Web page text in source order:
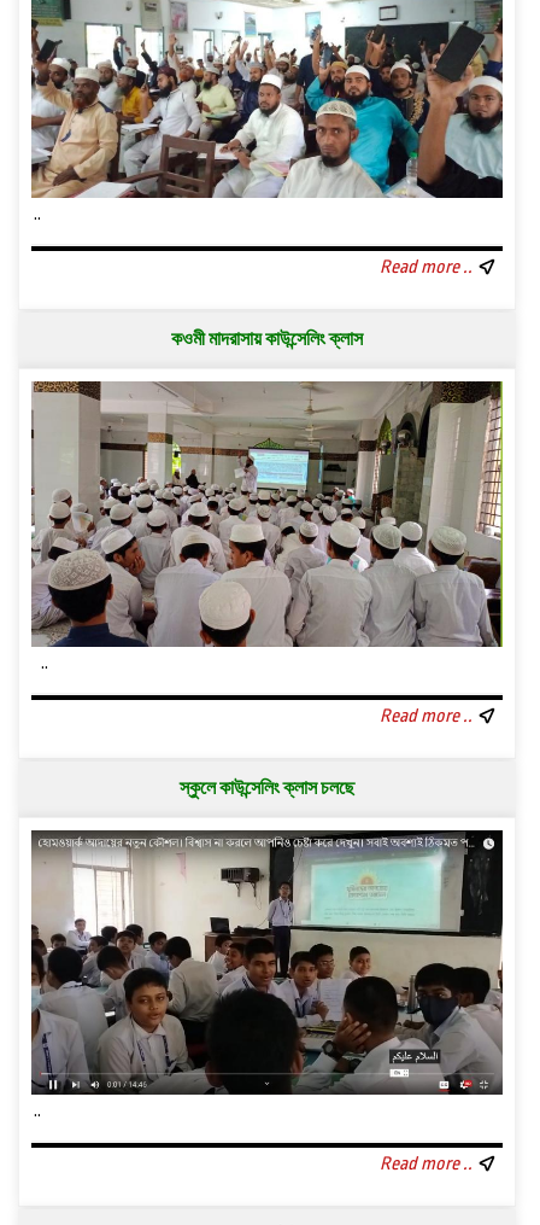
..
Read more ..
কওমী মাদরাসায় কাউন্সেলিং ক্লাস
..
Read more ..
স্কুলে কাউন্সেলিং ক্লাস চলছে
..
Read more ..